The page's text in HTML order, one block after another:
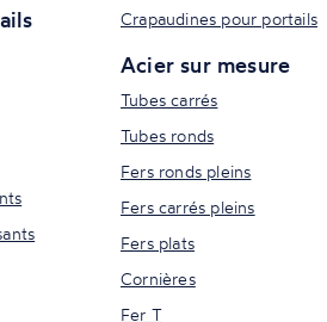
Crapaudines pour portails
Acier sur mesure
Tubes carrés
Tubes ronds
Fers ronds pleins
Fers carrés pleins
Fers plats
Cornières
Fer T